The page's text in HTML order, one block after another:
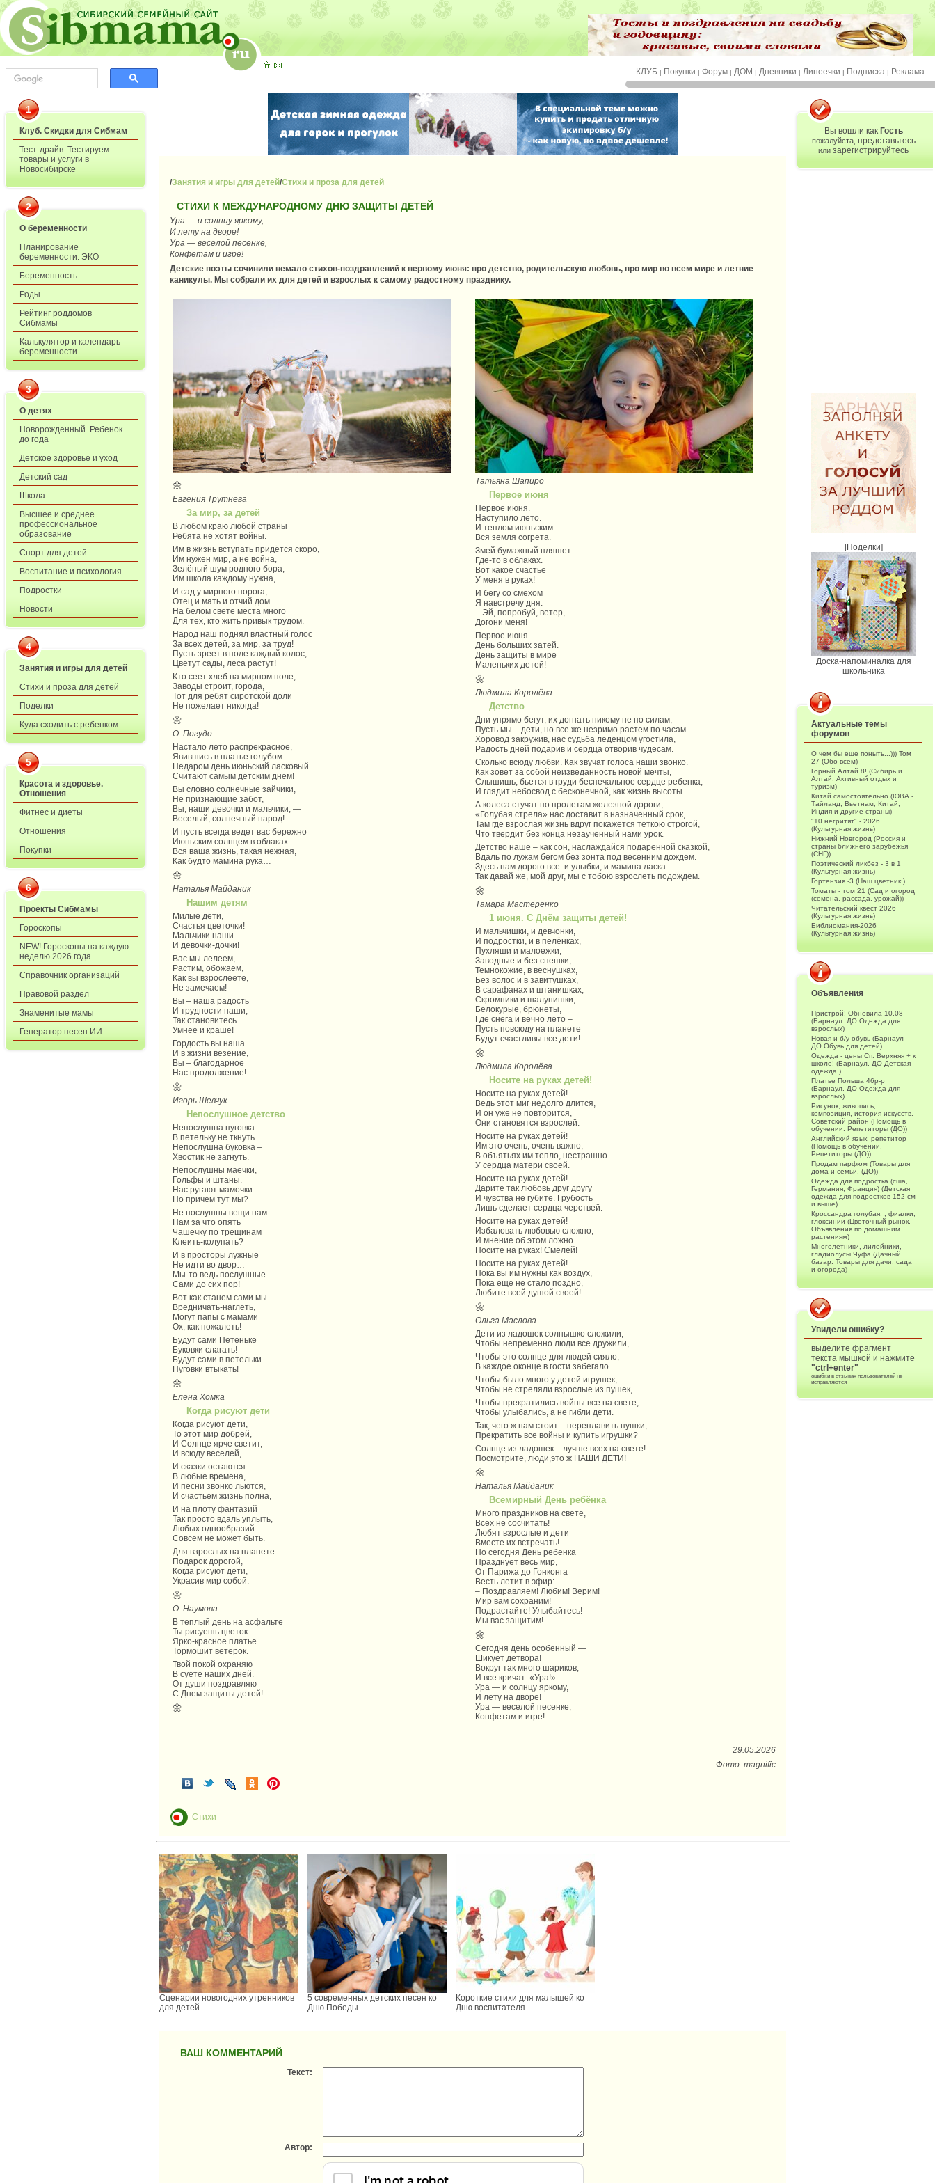
КЛУБ | Покупки | Форум | ДОМ | Дневники | Линеечки | Подписка | Реклама
1
Клуб. Скидки для Сибмам
Тест-драйв. Тестируем
товары и услуги в
Новосибирске
2
О беременности
Планирование
беременности. ЭКО
Беременность
Роды
Рейтинг роддомов
Сибмамы
Калькулятор и календарь
беременности
3
О детях
Новорожденный. Ребенок
до года
Детское здоровье и уход
Детский сад
Школа
Высшее и среднее
профессиональное
образование
Спорт для детей
Воспитание и психология
Подростки
Новости
4
Занятия и игры для детей
Стихи и проза для детей
Поделки
Куда сходить с ребенком
5
Красота и здоровье.
Отношения
Фитнес и диеты
Отношения
Покупки
6
Проекты Сибмамы
Гороскопы
NEW! Гороскопы на каждую
неделю 2026 года
Справочник организаций
Правовой раздел
Знаменитые мамы
Генератор песен ИИ
/Занятия и игры для детей/Стихи и проза для детей
СТИХИ К МЕЖДУНАРОДНОМУ ДНЮ ЗАЩИТЫ ДЕТЕЙ
Ура — и солнцу яркому,
И лету на дворе!
Ура — веселой песенке,
Конфетам и игре!
Детские поэты сочинили немало стихов-поздравлений к первому июня: про детство, родительскую любовь, про мир во всем мире и летние
каникулы. Мы собрали их для детей и взрослых к самому радостному празднику.
🌼
Евгения Трутнева
За мир, за детей
В любом краю любой страны
Ребята не хотят войны.
Им в жизнь вступать придётся скоро,
Им нужен мир, а не война,
Зелёный шум родного бора,
Им школа каждому нужна,
И сад у мирного порога,
Отец и мать и отчий дом.
На белом свете места много
Для тех, кто жить привык трудом.
Народ наш поднял властный голос
За всех детей, за мир, за труд!
Пусть зреет в поле каждый колос,
Цветут сады, леса растут!
Кто сеет хлеб на мирном поле,
Заводы строит, города,
Тот для ребят сиротской доли
Не пожелает никогда!
🌼
О. Погудо
Настало лето распрекрасное,
Явившись в платье голубом…
Недаром день июньский ласковый
Считают самым детским днем!
Вы словно солнечные зайчики,
Не признающие забот,
Вы, наши девочки и мальчики, —
Веселый, солнечный народ!
И пусть всегда ведет вас бережно
Июньским солнцем в облаках
Вся ваша жизнь, такая нежная,
Как будто мамина рука…
🌼
Наталья Майданик
Нашим детям
Милые дети,
Счастья цветочки!
Мальчики наши
И девочки-дочки!
Вас мы лелеем,
Растим, обожаем,
Как вы взрослеете,
Не замечаем!
Вы – наша радость
И трудности наши,
Так становитесь
Умнее и краше!
Гордость вы наша
И в жизни везение,
Вы – благодарное
Нас продолжение!
🌼
Игорь Шевчук
Непослушное детство
Непослушна пуговка –
В петельку не ткнуть.
Непослушна буковка –
Хвостик не загнуть.
Непослушны маечки,
Гольфы и штаны.
Нас ругают мамочки.
Но причем тут мы?
Не послушны вещи нам –
Нам за что опять
Чашечку по трещинам
Клеить-колупать?
И в просторы лужные
Не идти во двор…
Мы-то ведь послушные
Сами до сих пор!
Вот как станем сами мы
Вредничать-наглеть,
Могут папы с мамами
Ох, как пожалеть!
Будут сами Петеньке
Буковки слагать!
Будут сами в петельки
Пуговки втыкать!
🌼
Елена Хомка
Когда рисуют дети
Когда рисуют дети,
То этот мир добрей,
И Солнце ярче светит,
И всюду веселей,
И сказки остаются
В любые времена,
И песни звонко льются,
И счастьем жизнь полна,
И на плоту фантазий
Так просто вдаль уплыть,
Любых однообразий
Совсем не может быть.
Для взрослых на планете
Подарок дорогой,
Когда рисуют дети,
Украсив мир собой.
🌼
О. Наумова
В теплый день на асфальте
Ты рисуешь цветок.
Ярко-красное платье
Тормошит ветерок.
Твой покой охраняю
В суете наших дней.
От души поздравляю
С Днем защиты детей!
🌼
Татьяна Шапиро
Первое июня
Первое июня.
Наступило лето.
И теплом июньским
Вся земля согрета.
Змей бумажный пляшет
Где-то в облаках.
Вот какое счастье
У меня в руках!
И бегу со смехом
Я навстречу дня.
– Эй, попробуй, ветер,
Догони меня!
Первое июня –
День больших затей.
День защиты в мире
Маленьких детей!
🌼
Людмила Королёва
Детство
Дни упрямо бегут, их догнать никому не по силам,
Пусть мы – дети, но все же незримо растем по часам.
Хоровод закружив, нас судьба леденцом угостила,
Радость дней подарив и сердца отворив чудесам.
Сколько всюду любви. Как звучат голоса наши звонко.
Как зовет за собой неизведанность новой мечты,
Слышишь, бьется в груди беспечальное сердце ребенка,
И глядит небосвод с бесконечной, как жизнь высоты.
А колеса стучат по пролетам железной дороги,
«Голубая стрела» нас доставит в назначенный срок,
Там где взрослая жизнь вдруг покажется теткою строгой,
Что твердит без конца незаученный нами урок.
Детство наше – как сон, наслаждайся подаренной сказкой,
Вдаль по лужам бегом без зонта под весенним дождем.
Здесь нам дорого все: и улыбки, и мамина ласка.
Так давай же, мой друг, мы с тобою взрослеть подождем.
🌼
Тамара Мастеренко
1 июня. С Днём защиты детей!
И мальчишки, и девчонки,
И подростки, и в пелёнках,
Пухляши и малоежки,
Заводные и без спешки,
Темнокожие, в веснушках,
Без волос и в завитушках,
В сарафанах и штанишках,
Скромники и шалунишки,
Белокурые, брюнеты,
Где снега и вечно лето –
Пусть повсюду на планете
Будут счастливы все дети!
🌼
Людмила Королёва
Носите на руках детей!
Носите на руках детей!
Ведь этот миг недолго длится,
И он уже не повторится,
Они становятся взрослей.
Носите на руках детей!
Им это очень, очень важно,
В объятьях им тепло, нестрашно
У сердца матери своей.
Носите на руках детей!
Дарите так любовь друг другу
И чувства не губите. Грубость
Лишь сделает сердца черствей.
Носите на руках детей!
Избаловать любовью сложно,
И мнение об этом ложно.
Носите на руках! Смелей!
Носите на руках детей!
Пока вы им нужны как воздух,
Пока еще не стало поздно,
Любите всей душой своей!
🌼
Ольга Маслова
Дети из ладошек солнышко сложили,
Чтобы непременно люди все дружили,
Чтобы это солнце для людей сияло,
В каждое оконце в гости забегало.
Чтобы было много у детей игрушек,
Чтобы не стреляли взрослые из пушек,
Чтобы прекратились войны все на свете,
Чтобы улыбались, а не гибли дети.
Так, чего ж нам стоит – переплавить пушки,
Прекратить все войны и купить игрушки?
Солнце из ладошек – лучше всех на свете!
Посмотрите, люди,это ж НАШИ ДЕТИ!
🌼
Наталья Майданик
Всемирный День ребёнка
Много праздников на свете,
Всех не сосчитать!
Любят взрослые и дети
Вместе их встречать!
Но сегодня День ребенка
Празднует весь мир,
От Парижа до Гонконга
Весть летит в эфир:
– Поздравляем! Любим! Верим!
Мир вам сохраним!
Подрастайте! Улыбайтесь!
Мы вас защитим!
🌼
Сегодня день особенный —
Шикует детвора!
Вокруг так много шариков,
И все кричат: «Ура!»
Ура — и солнцу яркому,
И лету на дворе!
Ура — веселой песенке,
Конфетам и игре!
29.05.2026
Фото: magnific
Стихи
Сценарии новогодних утренников
для детей
5 современных детских песен ко
Дню Победы
Короткие стихи для малышей ко
Дню воспитателя
ВАШ КОММЕНТАРИЙ
Текст:
Автор:
Вы вошли как Гость
пожалуйста, представьтесь
или зарегистрируйтесь
[Поделки]
Доска-напоминалка для
школьника
Актуальные темы
форумов
О чем бы еще поныть...))) Том
27 (Обо всем)
Горный Алтай 8! (Сибирь и
Алтай. Активный отдых и
туризм)
Китай самостоятельно (ЮВА -
Тайланд, Вьетнам, Китай,
Индия и другие страны)
"10 негритят" - 2026
(Культурная жизнь)
Нижний Новгород (Россия и
страны ближнего зарубежья
(СНГ))
Поэтический ликбез - 3 в 1
(Культурная жизнь)
Гортензия -3 (Наш цветник )
Томаты - том 21 (Сад и огород
(семена, рассада, урожай))
Читательский квест 2026
(Культурная жизнь)
Библиомания-2026
(Культурная жизнь)
Объявления
Пристрой! Обновила 10.08
(Барнаул. ДО Одежда для
взрослых)
Новая и б/у обувь (Барнаул
ДО Обувь для детей)
Одежда - цены Сп. Верхняя + к
школе! (Барнаул. ДО Детская
одежда )
Платье Польша 46р-р
(Барнаул. ДО Одежда для
взрослых)
Рисунок, живопись,
композиция, история искусств.
Советский район (Помощь в
обучении. Репетиторы (ДО))
Английский язык, репетитор
(Помощь в обучении.
Репетиторы (ДО))
Продам парфюм (Товары для
дома и семьи. (ДО))
Одежда для подростка (сша,
Германия, Франция) (Детская
одежда для подростков 152 см
и выше)
Кроссандра голубая, , фиалки,
глоксинии (Цветочный рынок.
Объявления по домашним
растениям)
Многолетники, лилейники,
гладиолусы Чуфа (Дачный
базар. Товары для дачи, сада
и огорода)
Увидели ошибку?
выделите фрагмент
текста мышкой и нажмите
"ctrl+enter"
ошибки в отзывах пользователей не
исправляются